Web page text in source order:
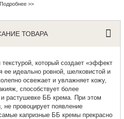
>>
ТОВАРА
текстурой, который создает «эффект
идеально ровной, шелковистой и
освежает и увлажняет кожу,
способствует более
растушевке ББ крема. При этом
не провоцирует появление
капризные ББ кремы прекрасно